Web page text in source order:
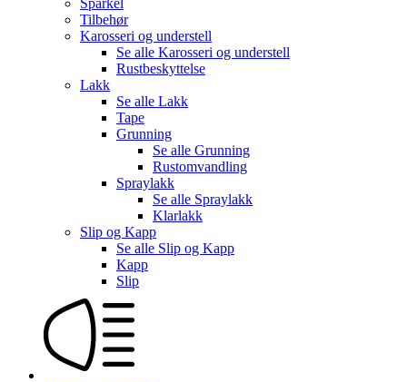
Tilbehør
Karosseri og understell
Se alle Karosseri og understell
Rustbeskyttelse
Lakk
Se alle Lakk
Tape
Grunning
Se alle Grunning
Rustomvandling
Spraylakk
Se alle Spraylakk
Klarlakk
Slip og Kapp
Se alle Slip og Kapp
Kapp
Slip